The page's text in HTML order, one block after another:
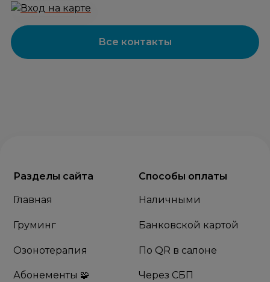
Все контакты
Разделы сайта
Главная
Груминг
Озонотерапия
Абонементы 🧩
Способы оплаты
Наличными
Банковской картой
По QR в салоне
Через СБП